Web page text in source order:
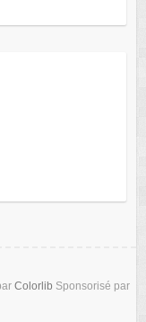
Colorlib Sponsorisé par